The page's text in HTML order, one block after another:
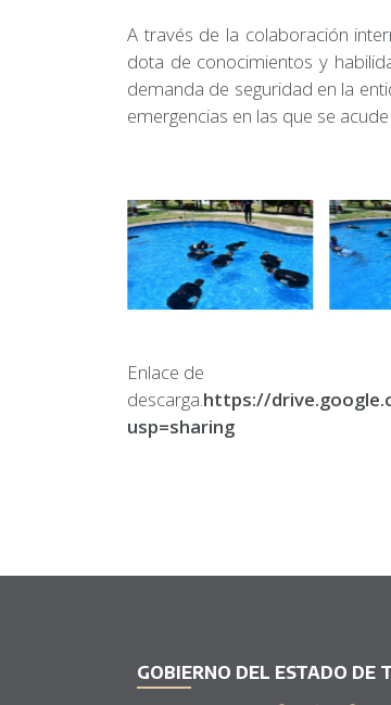
A través de la colaboración
dota de conocimientos y
demanda de seguridad en la
emergencias en las que se
Enlace de
descarga.https://
usp=sharing
GOBIERNO DEL ESTADO DE